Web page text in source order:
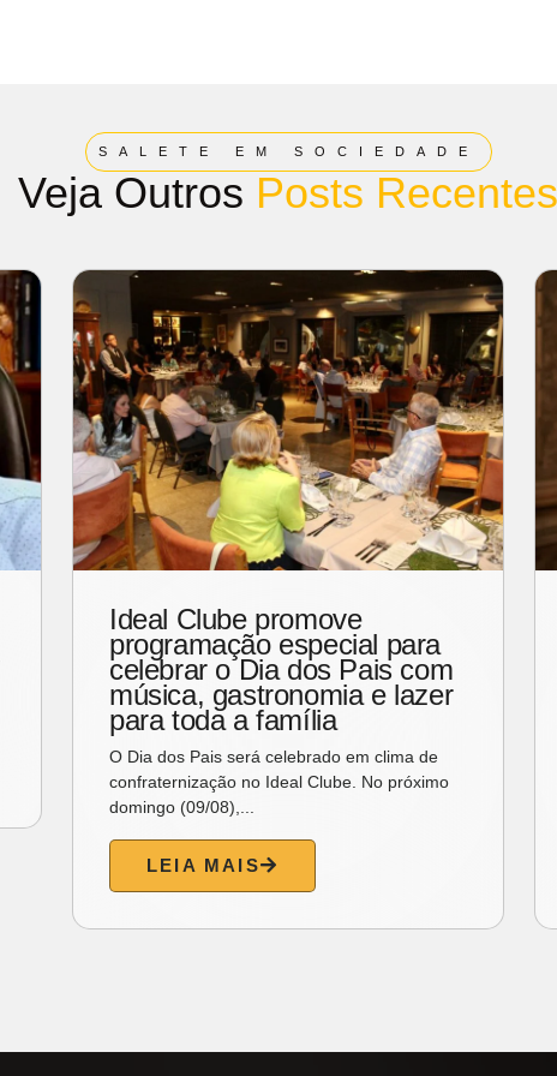
SALETE EM SOCIEDADE
Veja Outros Posts Recentes
Ideal Clube promove
programação especial para
celebrar o Dia dos Pais com
música, gastronomia e lazer
para toda a família
O Dia dos Pais será celebrado em clima de
confraternização no Ideal Clube. No próximo
domingo (09/08),...
LEIA MAIS